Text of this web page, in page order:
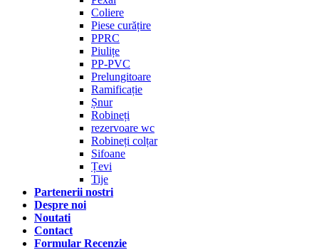
Coliere
Piese curățire
PPRC
Piulițe
PP-PVC
Prelungitoare
Ramificație
Șnur
Robineți
rezervoare wc
Robineți colțar
Sifoane
Țevi
Tije
Partenerii nostri
Despre noi
Noutati
Contact
Formular Recenzie